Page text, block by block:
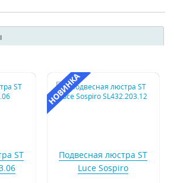
ST
Подвесная люстра ST
Luce Sospiro